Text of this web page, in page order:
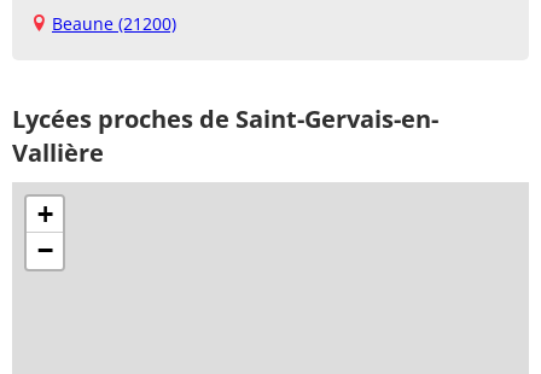
Beaune (21200)
Lycées proches de Saint-Gervais-en-
Vallière
+
−